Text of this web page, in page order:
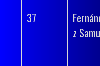
37
z